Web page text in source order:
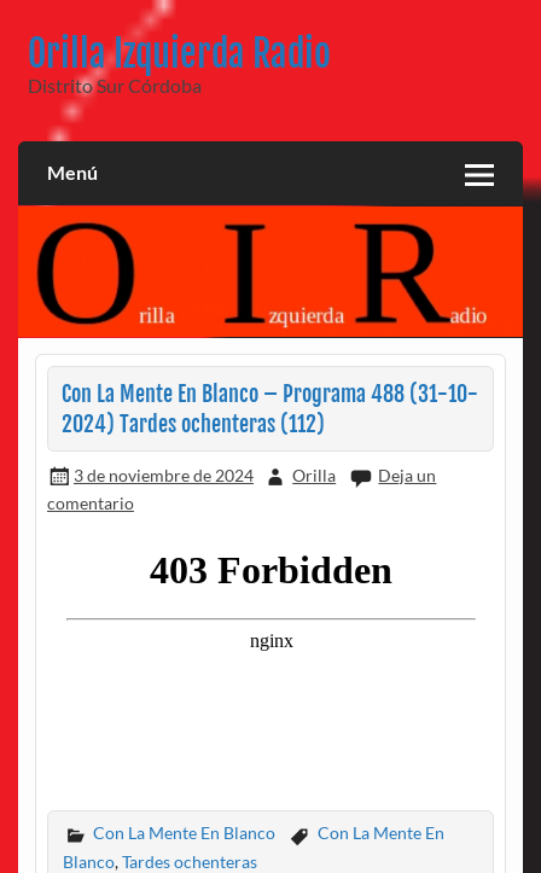
contenido
Orilla Izquierda Radio
Distrito Sur Córdoba
Menú
Con La Mente En Blanco – Programa 488 (31-10-
2024) Tardes ochenteras (112)
3 de noviembre de 2024 Orilla
Deja un
comentario
Con La Mente En Blanco
Con La Mente En
Blanco,Tardes ochenteras